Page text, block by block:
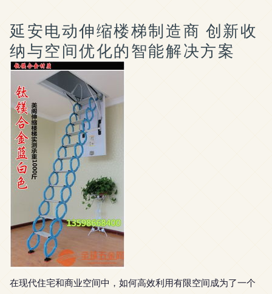
延安电动伸缩楼梯制造商 创新收
纳与空间优化的智能解决方案
在现代住宅和商业空间中，如何高效利用有限空间成为了一个